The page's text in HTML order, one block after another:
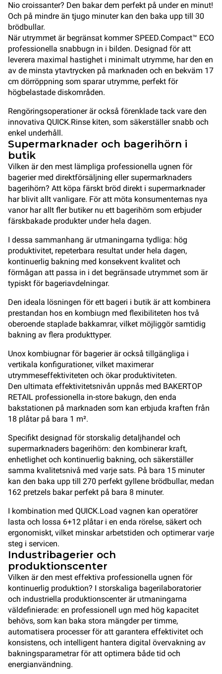
Nio croissanter? Den bakar dem perfekt på under en minut!
Och på mindre än tjugo minuter kan den baka upp till 30
brödbullar.
När utrymmet är begränsat kommer SPEED.Compact™ ECO
professionella snabbugn in i bilden. Designad för att
leverera maximal hastighet i minimalt utrymme, har den en
av de minsta ytavtrycken på marknaden och en bekväm 17
cm dörröppning som sparar utrymme, perfekt för
högbelastade diskområden.
Rengöringsoperationer är också förenklade tack vare den
innovativa QUICK.Rinse kiten, som säkerställer snabb och
enkel underhåll.
Supermarknader och bagerihörn i
butik
Vilken är den mest lämpliga professionella ugnen för
bagerier med direktförsäljning eller supermarknaders
bagerihörn? Att köpa färskt bröd direkt i supermarknader
har blivit allt vanligare. För att möta konsumenternas nya
vanor har allt fler butiker nu ett bagerihörn som erbjuder
färskbakade produkter under hela dagen.
I dessa sammanhang är utmaningarna tydliga: hög
produktivitet, repeterbara resultat under hela dagen,
kontinuerlig bakning med konsekvent kvalitet och
förmågan att passa in i det begränsade utrymmet som är
typiskt för bageriavdelningar.
Den ideala lösningen för ett bageri i butik är att kombinera
prestandan hos en kombiugn med flexibiliteten hos två
oberoende staplade bakkamrar, vilket möjliggör samtidig
bakning av flera produkttyper.
Unox kombiugnar för bagerier är också tillgängliga i
vertikala konfigurationer, vilket maximerar
utrymmeseffektiviteten och ökar produktiviteten.
Den ultimata effektivitetsnivån uppnås med BAKERTOP
RETAIL professionella in-store bakugn, den enda
bakstationen på marknaden som kan erbjuda kraften från
18 plåtar på bara 1 m².
Specifikt designad för storskalig detaljhandel och
supermarknaders bagerihörn: den kombinerar kraft,
enhetlighet och kontinuerlig bakning, och säkerställer
samma kvalitetsnivå med varje sats. På bara 15 minuter
kan den baka upp till 270 perfekt gyllene brödbullar, medan
162 pretzels bakar perfekt på bara 8 minuter.
I kombination med QUICK.Load vagnen kan operatörer
lasta och lossa 6+12 plåtar i en enda rörelse, säkert och
ergonomiskt, vilket minskar arbetstiden och optimerar varje
steg i servicen.
Industribagerier och
produktionscenter
Vilken är den mest effektiva professionella ugnen för
kontinuerlig produktion? I storskaliga bagerilaboratorier
och industriella produktionscenter är utmaningarna
väldefinierade: en professionell ugn med hög kapacitet
behövs, som kan baka stora mängder per timme,
automatisera processer för att garantera effektivitet och
konsistens, och intelligent hantera digital övervakning av
bakningsparametrar för att optimera både tid och
energianvändning.